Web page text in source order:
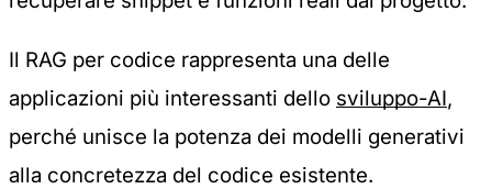
Il RAG per codice rappresenta una delle
applicazioni più interessanti dello sviluppo-AI,
perché unisce la potenza dei modelli generativi
alla concretezza del codice esistente.